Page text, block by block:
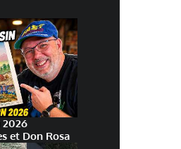
2026
et Don Rosa